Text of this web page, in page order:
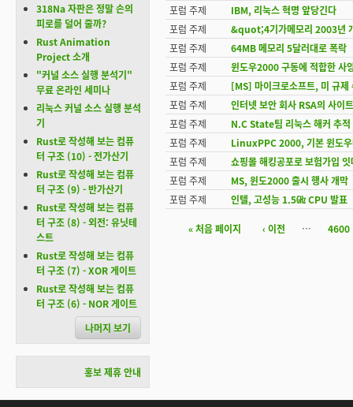
포럼 주제
IBM, 리눅스 혁명 앞당긴다
포럼 주제
&quot;4기가메모리 2003년
포럼 주제
64MB 메모리 5달러대로 폭락
포럼 주제
윈도우2000 구동에 적합한 사
포럼 주제
[MS] 마이크로소프트, 미 규제
포럼 주제
인터넷 보안 회사 RSA의 사이
포럼 주제
N.C State팀 리눅스 해커 추적
포럼 주제
LinuxPPC 2000, 기본 윈도
포럼 주제
쇼핑몰 해킹공포로 보험가입 잇
포럼 주제
MS, 윈도2000 출시 행사 개막
포럼 주제
인텔, 고성능 1.5㎓ CPU 발표
페이지
« 처음 페이지 ‹ 이전 … 4600
318Na 자판은 정말 손의
피로를 덜어 줄까?
Rust Animation
Project 소개
"커널 소스 실행 분석기"
무료 온라인 세미나
리눅스 커널 소스 실행 분석
기
Rust로 작성해 보는 컴퓨
터 구조 (10) - 전가산기
Rust로 작성해 보는 컴퓨
터 구조 (9) - 반가산기
Rust로 작성해 보는 컴퓨
터 구조 (8) - 외전: 유닛테
스트
Rust로 작성해 보는 컴퓨
터 구조 (7) - XOR 게이트
Rust로 작성해 보는 컴퓨
터 구조 (6) - NOR 게이트
나머지 보기
홍보 제휴 안내